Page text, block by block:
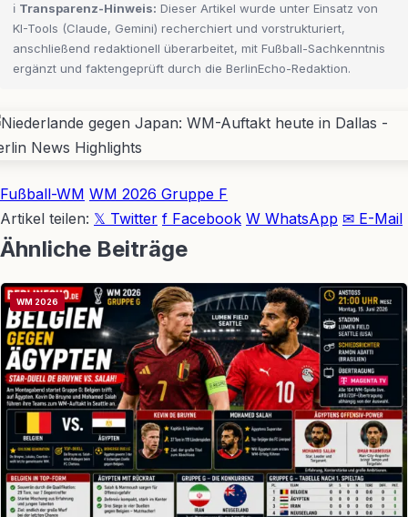
ℹ️ Transparenz-Hinweis: Dieser Artikel wurde unter Einsatz von
KI-Tools (Claude, Gemini) recherchiert und vorstrukturiert,
anschließend redaktionell überarbeitet, mit Fußball-Sachkenntnis
ergänzt und faktengeprüft durch die BerlinEcho-Redaktion.
Fußball-WM WM 2026 Gruppe F
Artikel teilen: 𝕏 Twitter f Facebook W WhatsApp ✉ E-Mail
Ähnliche Beiträge
WM 2026